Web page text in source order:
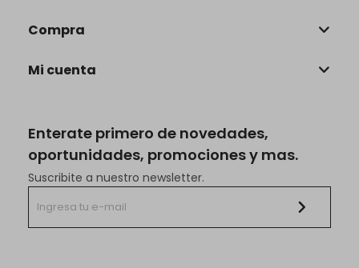
Enterate primero de novedades,
oportunidades, promociones y mas.
Suscribite a nuestro newsletter.
Compra
Mi cuenta